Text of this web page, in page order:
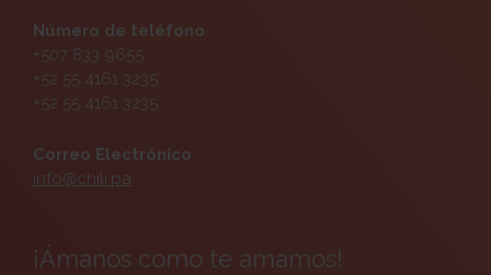
Número de teléfono
+507 833 9655
+52 55 4161 3235
+52 55 4161 3235
Correo Electrónico
info@chili.pa
¡Ámanos como te amamos!